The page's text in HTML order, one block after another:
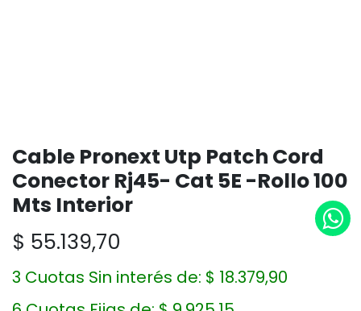
Cable Pronext Utp Patch Cord
Conector Rj45- Cat 5E -Rollo 100
Mts Interior
$ 55.139,70
3 Cuotas Sin interés de: $ 18.379,90